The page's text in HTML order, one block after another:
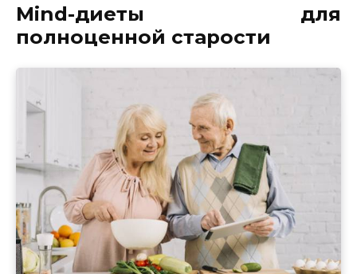
Mind-диеты для
полноценной старости